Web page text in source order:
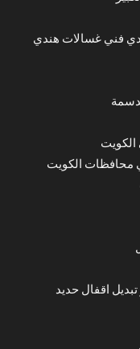
فني غسالات هندي
محافظات الكويت
اقفال حديد